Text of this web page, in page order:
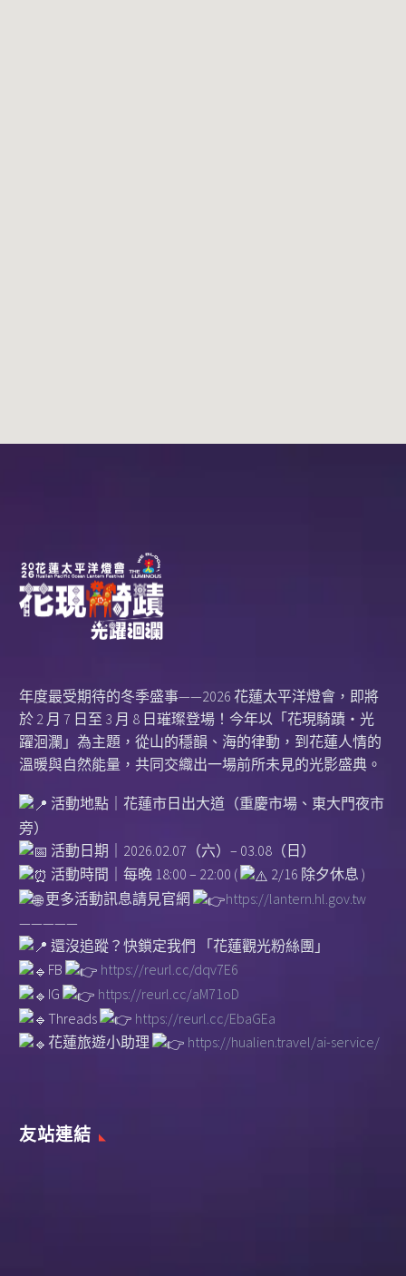
年度最受期待的冬季盛事——2026 花蓮太平洋燈會，即將
於 2 月 7 日至 3 月 8 日璀璨登場！今年以「花現騎蹟・光
躍洄瀾」為主題，從山的穩韻、海的律動，到花蓮人情的
溫暖與自然能量，共同交織出一場前所未見的光影盛典。
活動地點｜花蓮市日出大道（重慶市場、東大門夜市
旁）
活動日期｜2026.02.07（六）– 03.08（日）
活動時間｜每晚 18:00 – 22:00 (
2/16 除夕休息 )
更多活動訊息請見官網
https://lantern.hl.gov.tw
—————
還沒追蹤？快鎖定我們 「花蓮觀光粉絲團」
FB
https://reurl.cc/dqv7E6
IG
https://reurl.cc/aM71oD
Threads
https://reurl.cc/EbaGEa
花蓮旅遊小助理
https://hualien.travel/ai-service/
友站連結